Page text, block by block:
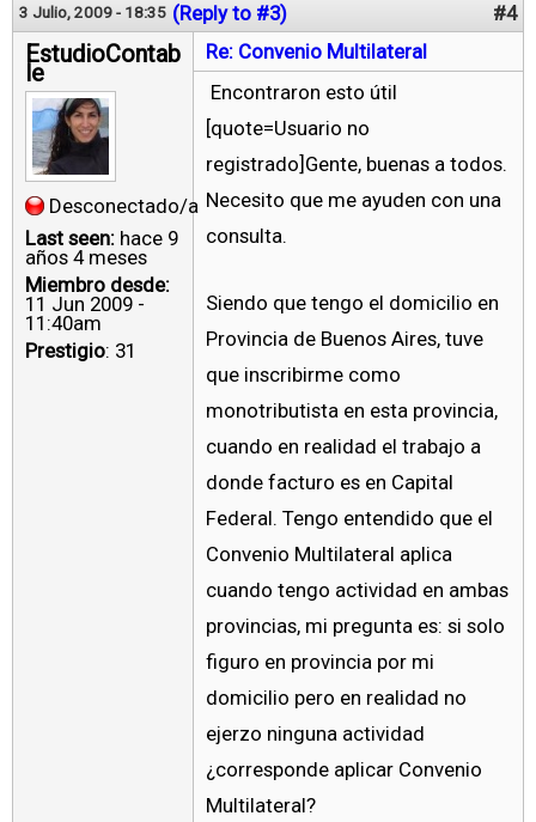
3 Julio, 2009 - 18:35 (Reply to #3) #4
EstudioContab
le
Desconectado/a
Last seen: hace 9
años 4 meses
Miembro desde:
11 Jun 2009 -
11:40am
Prestigio: 31
Re: Convenio Multilateral
Encontraron esto útil
[quote=Usuario no
registrado]Gente, buenas a todos.
Necesito que me ayuden con una
consulta.
Siendo que tengo el domicilio en
Provincia de Buenos Aires, tuve
que inscribirme como
monotributista en esta provincia,
cuando en realidad el trabajo a
donde facturo es en Capital
Federal. Tengo entendido que el
Convenio Multilateral aplica
cuando tengo actividad en ambas
provincias, mi pregunta es: si solo
figuro en provincia por mi
domicilio pero en realidad no
ejerzo ninguna actividad
¿corresponde aplicar Convenio
Multilateral?